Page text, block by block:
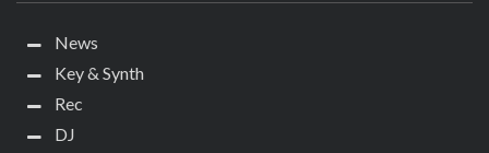
News
Key & Synth
Rec
DJ